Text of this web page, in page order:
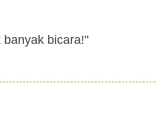
bicara!"